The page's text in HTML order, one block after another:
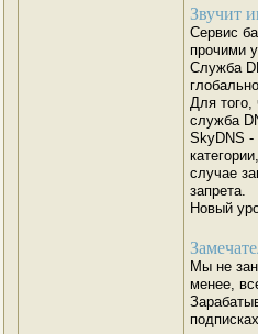
Звучит
Сервис
прочими
Служба
Для того,
служба
SkyDNS -
случае
запрета.
Новый
Мы не
менее,